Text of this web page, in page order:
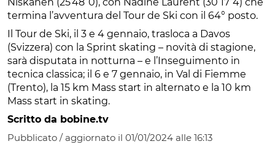
termina l’avventura del Tour de Ski con il 64° posto.
Il Tour de Ski, il 3 e 4 gennaio, trasloca a Davos
(Svizzera) con la Sprint skating – novità di stagione,
sarà disputata in notturna – e l’Inseguimento in
tecnica classica; il 6 e 7 gennaio, in Val di Fiemme
(Trento), la 15 km Mass start in alternato e la 10 km
Mass start in skating.
Scritto da bobine.tv
Pubblicato / aggiornato il 01/01/2024 alle 16:13